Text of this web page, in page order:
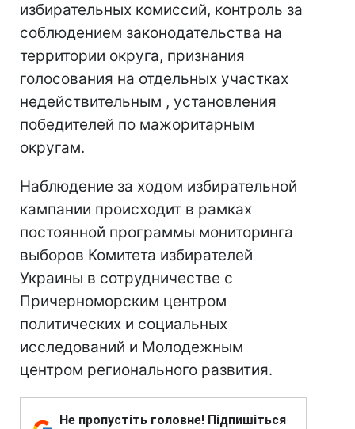
избирательных комиссий, контроль за
соблюдением законодательства на
территории округа, признания
голосования на отдельных участках
недействительным , установления
победителей по мажоритарным
округам.
Наблюдение за ходом избирательной
кампании происходит в рамках
постоянной программы мониторинга
выборов Комитета избирателей
Украины в сотрудничестве с
Причерноморским центром
политических и социальных
исследований и Молодежным
центром регионального развития.
Не пропустіть головне! Підпишіться